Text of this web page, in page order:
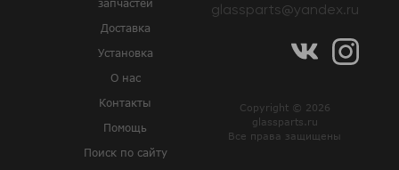
запчастей
Доставка
Установка
О нас
Контакты
Помощь
Поиск по сайту
glassparts@yandex.ru
Copyright © 2026
glassparts.ru
Все права защищены